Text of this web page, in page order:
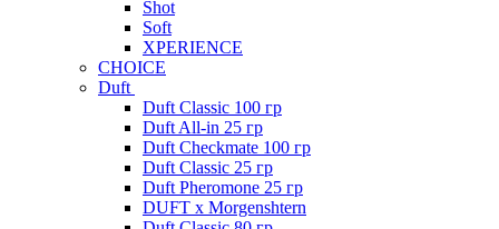
Shot
Soft
XPERIENCE
CHOICE
Duft
Duft Classic 100 гр
Duft All-in 25 гр
Duft Checkmate 100 гр
Duft Classic 25 гр
Duft Pheromone 25 гр
DUFT x Morgenshtern